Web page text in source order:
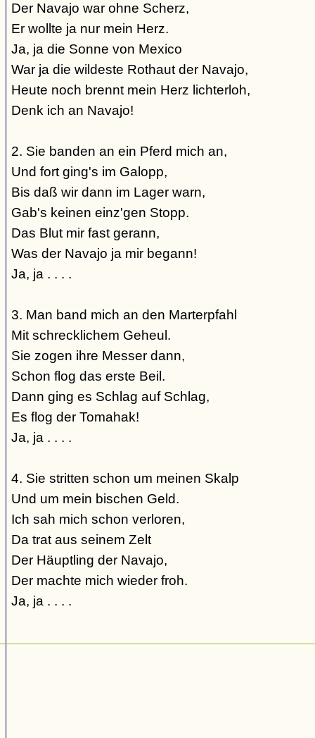
Der Navajo war ohne Scherz,
Er wollte ja nur mein Herz.
Ja, ja die Sonne von Mexico
War ja die wildeste Rothaut der Navajo,
Heute noch brennt mein Herz lichterloh,
Denk ich an Navajo!
2. Sie banden an ein Pferd mich an,
Und fort ging's im Galopp,
Bis daß wir dann im Lager warn,
Gab's keinen einz'gen Stopp.
Das Blut mir fast gerann,
Was der Navajo ja mir begann!
Ja, ja . . . .
3. Man band mich an den Marterpfahl
Mit schrecklichem Geheul.
Sie zogen ihre Messer dann,
Schon flog das erste Beil.
Dann ging es Schlag auf Schlag,
Es flog der Tomahak!
Ja, ja . . . .
4. Sie stritten schon um meinen Skalp
Und um mein bischen Geld.
Ich sah mich schon verloren,
Da trat aus seinem Zelt
Der Häuptling der Navajo,
Der machte mich wieder froh.
Ja, ja . . . .